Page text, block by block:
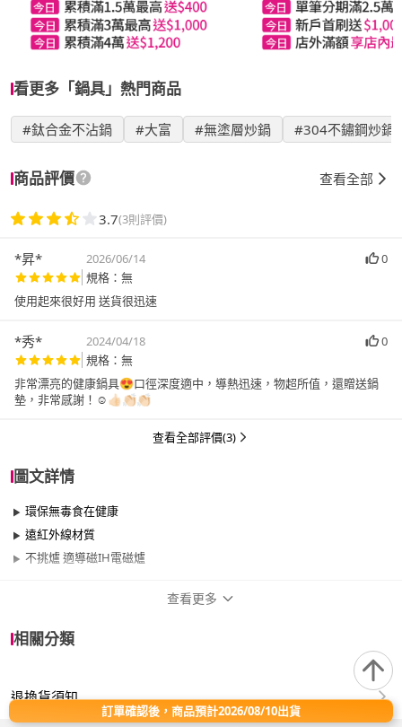
看更多「鍋具」熱門商品
#鈦合金不沾鍋 #大富 #無塗層炒鍋 #304不鏽鋼炒鍋
商品評價 查看全部
3.7(3則評價)
*昇* 2026/06/14
0
規格：無
使用起來很好用 送貨很迅速
*秀* 2024/04/18
0
規格：無
非常漂亮的健康鍋具😍口徑深度適中，導熱迅速，物超所值，還贈送鍋
墊，非常感謝！☺️👍🏻👏🏻👏🏻
查看全部評價(3)
圖文詳情
環保無毒食在健康
遠紅外線材質
不挑爐 適導磁IH電磁爐
尺寸 30cm~34cm
查看更多
相關分類
退換貨須知
訂單確認後，商品預計2026/08/10出貨